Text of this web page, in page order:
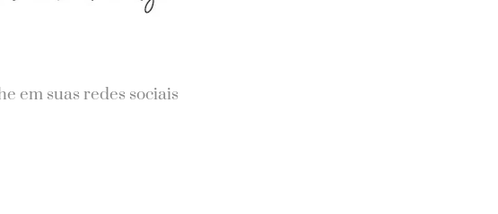
em suas redes sociais